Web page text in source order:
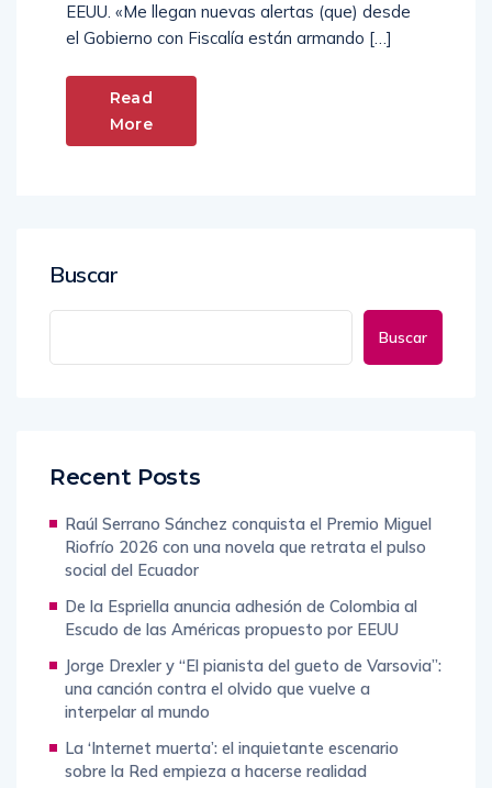
EEUU. «Me llegan nuevas alertas (que) desde
el Gobierno con Fiscalía están armando […]
Read
More
Buscar
Buscar
Recent Posts
Raúl Serrano Sánchez conquista el Premio Miguel
Riofrío 2026 con una novela que retrata el pulso
social del Ecuador
De la Espriella anuncia adhesión de Colombia al
Escudo de las Américas propuesto por EEUU
Jorge Drexler y “El pianista del gueto de Varsovia”:
una canción contra el olvido que vuelve a
interpelar al mundo
La ‘Internet muerta’: el inquietante escenario
sobre la Red empieza a hacerse realidad